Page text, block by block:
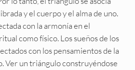
y el cuerpo y el alma de uno.
con la armonía en el
como físico. Los sueños de los
con los pensamientos de la
Ver un triángulo construyéndose